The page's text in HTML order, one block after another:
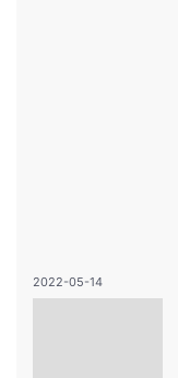
2022-05-14